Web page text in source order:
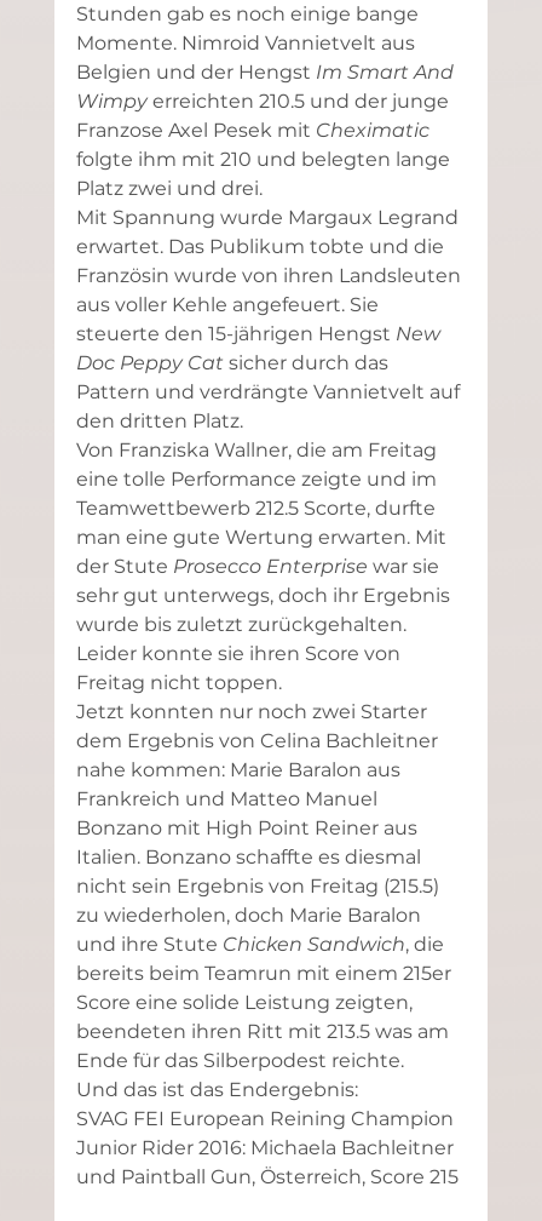
Stunden gab es noch einige bange
Momente. Nimroid Vannietvelt aus
Belgien und der Hengst Im Smart And
Wimpy erreichten 210.5 und der junge
Franzose Axel Pesek mit Cheximatic
folgte ihm mit 210 und belegten lange
Platz zwei und drei.
Mit Spannung wurde Margaux Legrand
erwartet. Das Publikum tobte und die
Französin wurde von ihren Landsleuten
aus voller Kehle angefeuert. Sie
steuerte den 15-jährigen Hengst New
Doc Peppy Cat sicher durch das
Pattern und verdrängte Vannietvelt auf
den dritten Platz.
Von Franziska Wallner, die am Freitag
eine tolle Performance zeigte und im
Teamwettbewerb 212.5 Scorte, durfte
man eine gute Wertung erwarten. Mit
der Stute Prosecco Enterprise war sie
sehr gut unterwegs, doch ihr Ergebnis
wurde bis zuletzt zurückgehalten.
Leider konnte sie ihren Score von
Freitag nicht toppen.
Jetzt konnten nur noch zwei Starter
dem Ergebnis von Celina Bachleitner
nahe kommen: Marie Baralon aus
Frankreich und Matteo Manuel
Bonzano mit High Point Reiner aus
Italien. Bonzano schaffte es diesmal
nicht sein Ergebnis von Freitag (215.5)
zu wiederholen, doch Marie Baralon
und ihre Stute Chicken Sandwich, die
bereits beim Teamrun mit einem 215er
Score eine solide Leistung zeigten,
beendeten ihren Ritt mit 213.5 was am
Ende für das Silberpodest reichte.
Und das ist das Endergebnis:
SVAG FEI European Reining Champion
Junior Rider 2016: Michaela Bachleitner
und Paintball Gun, Österreich, Score 215